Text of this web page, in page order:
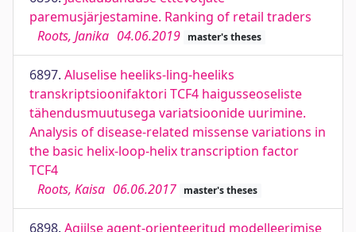
paremusjärjestamine. Ranking of retail traders
Roots, Janika 04.06.2019 master's theses
6897. Aluselise heeliks-ling-heeliks
transkriptsioonifaktori TCF4 haigusseoseliste
tähendusmuutusega variatsioonide uurimine.
Analysis of disease-related missense variations in
the basic helix-loop-helix transcription factor
TCF4
Roots, Kaisa 06.06.2017 master's theses
6898. Agiilse agent-orienteeritud modelleerimise